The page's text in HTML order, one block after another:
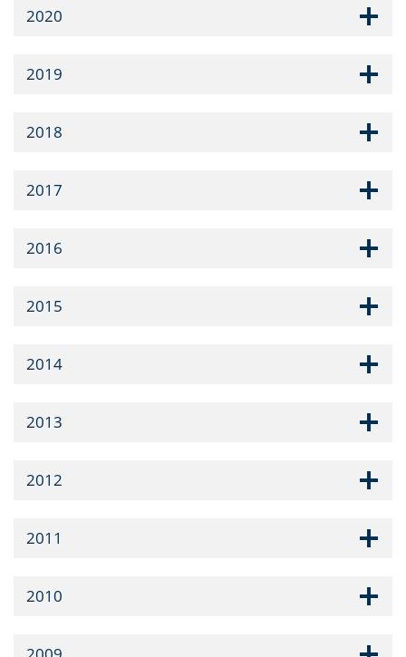
2020
2019
2018
2017
2016
2015
2014
2013
2012
2011
2010